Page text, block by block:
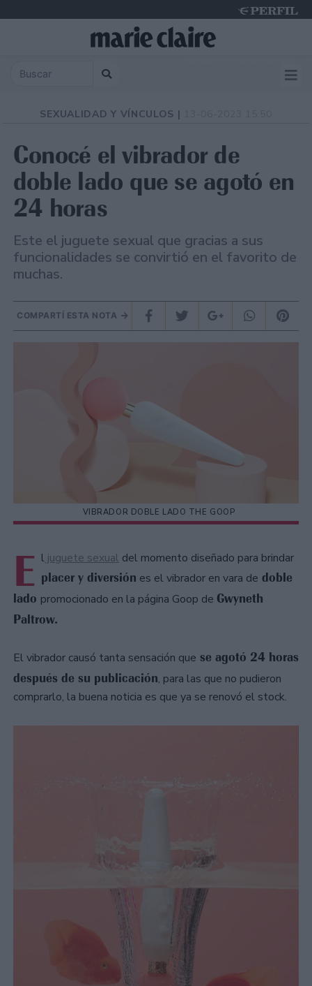
SEXUALIDAD Y VÍNCULOS |
Conocé el vibrador de
doble lado que se agotó en
24 horas
Este el juguete sexual que gracias a sus
funcionalidades se convirtió en el favorito de
muchas.
COMPARTÍ ESTA NOTA
VIBRADOR DOBLE LADO THE GOOP
E l juguete sexual del momento diseñado para brindar
placer y diversión es el vibrador en vara de doble
lado promocionado en la página Goop de Gwyneth
Paltrow.
El vibrador causó tanta sensación que se agotó 24 horas
después de su publicación, para las que no pudieron
comprarlo, la buena noticia es que ya se renovó el stock.